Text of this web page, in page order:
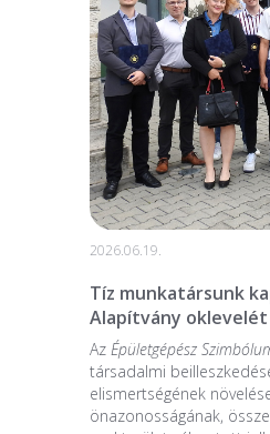
2026.06.19.
Tíz munkatársunk
Alapítvány
Az Épületgépész
társadalmi
elismertségének
önazonosságának,